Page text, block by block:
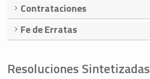
Contrataciones
Fe de Erratas
Resoluciones Sintetizadas